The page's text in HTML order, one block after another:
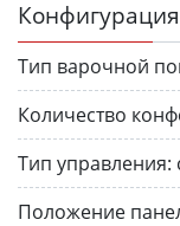
Конфигурация
Тип варочной
Количество
Тип управления:
Положение